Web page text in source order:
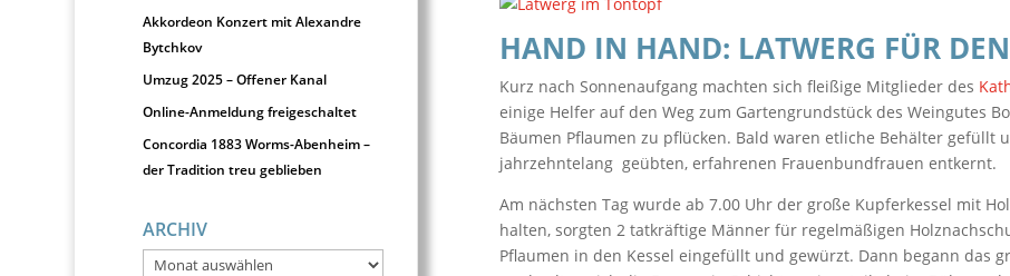
Akkordeon Konzert mit Alexandre
Bytchkov
Umzug 2025 – Offener Kanal
Online-Anmeldung freigeschaltet
Concordia 1883 Worms-Abenheim –
der Tradition treu geblieben
ARCHIV
Archiv
HAND IN HAND: LATWERG FÜR
Kurz nach Sonnenaufgang machten sich fleißige Mitglieder des
einige Helfer auf den Weg zum Gartengrundstück des Weingutes
Bäumen Pflaumen zu pflücken. Bald waren etliche Behälter gefüllt
jahrzehntelang geübten, erfahrenen Frauenbundfrauen entkernt.
Am nächsten Tag wurde ab 7.00 Uhr der große Kupferkessel mit
halten, sorgten 2 tatkräftige Männer für regelmäßigen
Pflaumen in den Kessel eingefüllt und gewürzt. Dann begann das